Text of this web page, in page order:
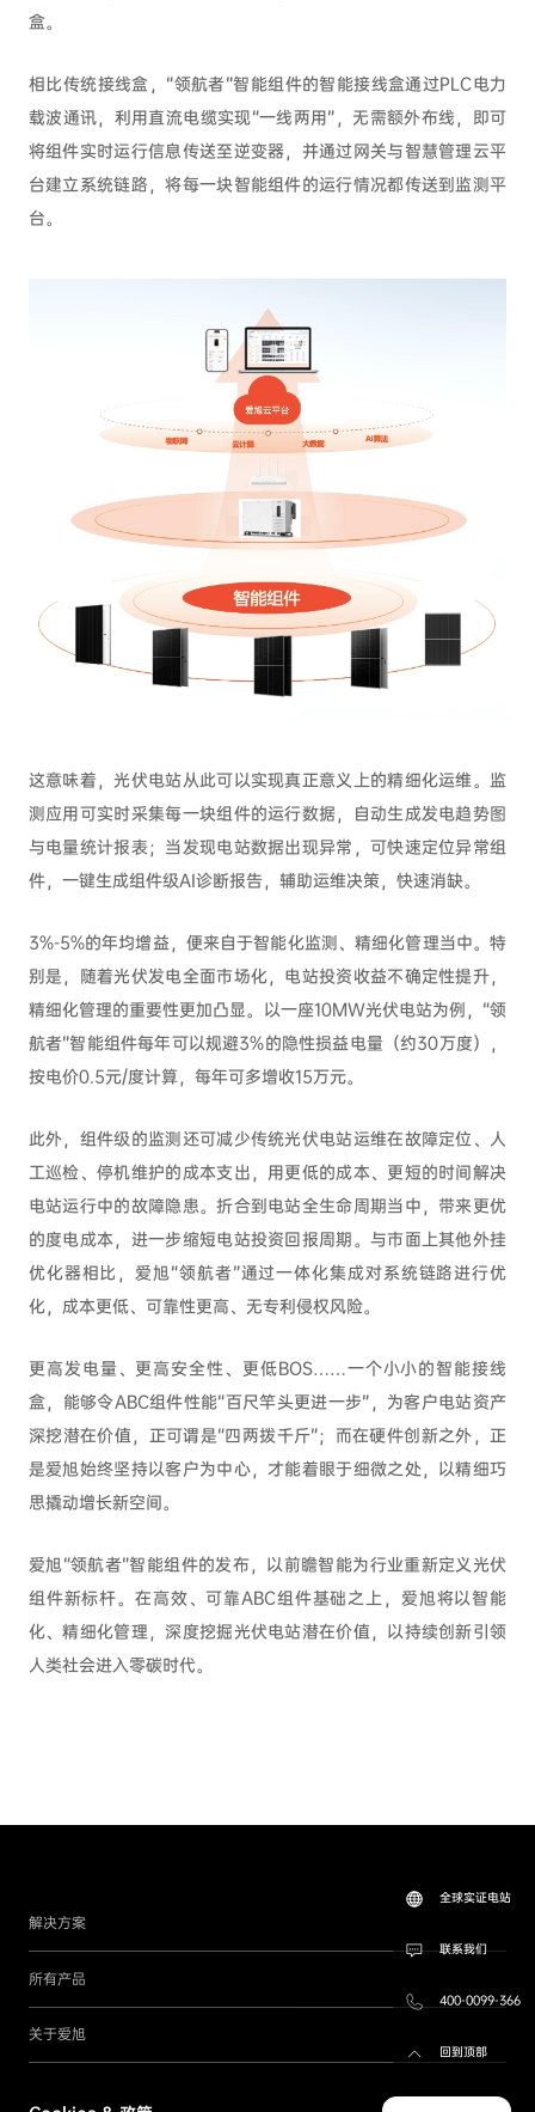
盒。
相比传统接线盒，“领航者”智能组件的智能接线盒通过PLC电力
载波通讯，利用直流电缆实现“一线两用”，无需额外布线，即可
将组件实时运行信息传送至逆变器，并通过网关与智慧管理云平
台建立系统链路，将每一块智能组件的运行情况都传送到监测平
台。
这意味着，光伏电站从此可以实现真正意义上的精细化运维。监
测应用可实时采集每一块组件的运行数据，自动生成发电趋势图
与电量统计报表；当发现电站数据出现异常，可快速定位异常组
件，一键生成组件级AI诊断报告，辅助运维决策，快速消缺。
3%-5%的年均增益，便来自于智能化监测、精细化管理当中。特
别是，随着光伏发电全面市场化，电站投资收益不确定性提升，
精细化管理的重要性更加凸显。以一座10MW光伏电站为例，“领
航者”智能组件每年可以规避3%的隐性损益电量（约30万度），
按电价0.5元/度计算，每年可多增收15万元。
此外，组件级的监测还可减少传统光伏电站运维在故障定位、人
工巡检、停机维护的成本支出，用更低的成本、更短的时间解决
电站运行中的故障隐患。折合到电站全生命周期当中，带来更优
的度电成本，进一步缩短电站投资回报周期。与市面上其他外挂
优化器相比，爱旭“领航者”通过一体化集成对系统链路进行优
化，成本更低、可靠性更高、无专利侵权风险。
更高发电量、更高安全性、更低BOS……一个小小的智能接线
盒，能够令ABC组件性能“百尺竿头更进一步”，为客户电站资产
深挖潜在价值，正可谓是“四两拨千斤”；而在硬件创新之外，正
是爱旭始终坚持以客户为中心，才能着眼于细微之处，以精细巧
思撬动增长新空间。
爱旭“领航者”智能组件的发布，以前瞻智能为行业重新定义光伏
组件新标杆。在高效、可靠ABC组件基础之上，爱旭将以智能
化、精细化管理，深度挖掘光伏电站潜在价值，以持续创新引领
人类社会进入零碳时代。
解决方案
所有产品
关于爱旭
全球实证电站
联系我们
400-0099-366
回到顶部